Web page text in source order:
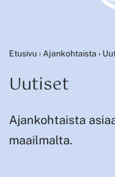
Etusivu ›Ajankohtaista ›
Uutiset
Ajankohtaista
maailmalta.